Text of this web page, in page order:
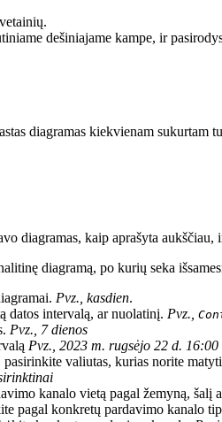
dešiniajame kampe, ir
diagramas kiekvienam
diagramas, kaip aprašyta aukščiau,
diagramą, po kurių seka
Pvz., kasdien.
datos intervalą, ar nuolatinį. Pvz.,
Pvz., 7 dienos
Pvz., 2023 m. rugsėjo 22 d.
pasirinkite valiutas, kurias norite
kanalo vietą pagal žemyną, šalį
pagal konkretų pardavimo kanalo